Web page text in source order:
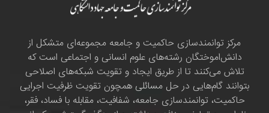
مرکز توانمندسازی حاکمیت و جامعه مجموعه‌ای متشکل از
دانش‌اموختگان رشته‌های علوم انسانی و اجتماعی است که
تلاش می‌کنند تا از طریق ایجاد و تقویت شبکه‌های اصلاحی
بتوانند گام‌هایی در حل مسائلی همچون تقویت ظرفیت اجرایی
حاکمیت، توانمندسازی جامعه، شفافیت، مقابله با فساد، فقر،